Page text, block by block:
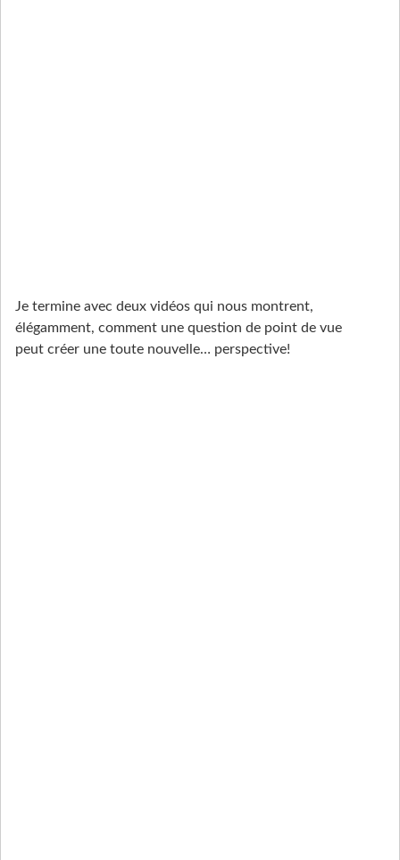
Je termine avec deux vidéos qui nous montrent,
élégamment, comment une question de point de vue
peut créer une toute nouvelle… perspective!